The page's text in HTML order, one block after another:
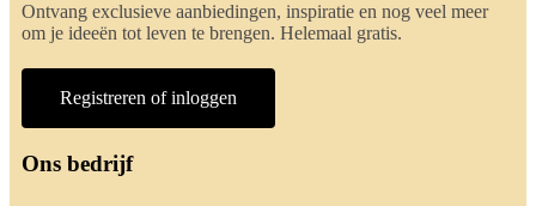
Ontvang exclusieve aanbiedingen, inspiratie en nog veel meer
om je ideeën tot leven te brengen. Helemaal gratis.
Registreren of inloggen
Ons bedrijf